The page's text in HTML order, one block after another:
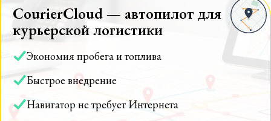
CourierCloud — автопилот для
курьерской логистики
Экономия пробега и топлива
Быстрое внедрение
Навигатор не требует Интернета